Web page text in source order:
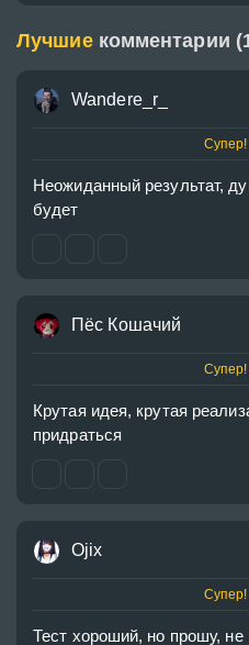
Лучшие комментарии
Wandere_r_
Неожиданный результат,
будет
Ojix
Тест хороший, но прошу,
Пёс Кошачий
Крутая идея, крутая
придраться